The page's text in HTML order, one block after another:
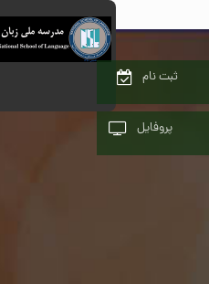
ثبت نام
پروفایل